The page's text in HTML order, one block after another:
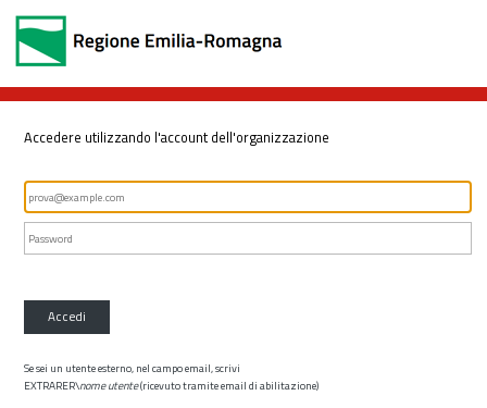
Accedere utilizzando l'account dell'organizzazione
Accedi
Se sei un utente esterno, nel campo email, scrivi
EXTRARER\nome utente(ricevuto tramite email di abilitazione)